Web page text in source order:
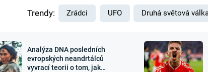
Výročí
Trendy: Zrádci UFO Druhá světová
Analýza DNA posledních
evropských neandrtálců
vyvrací teorii o tom, jak